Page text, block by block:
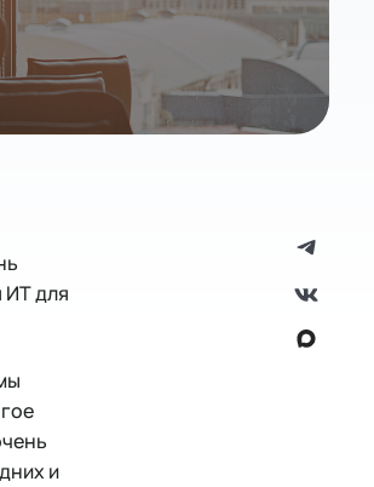
ИТ для
и